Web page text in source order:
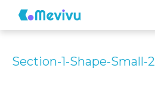
Section-1-Shape-Small-2